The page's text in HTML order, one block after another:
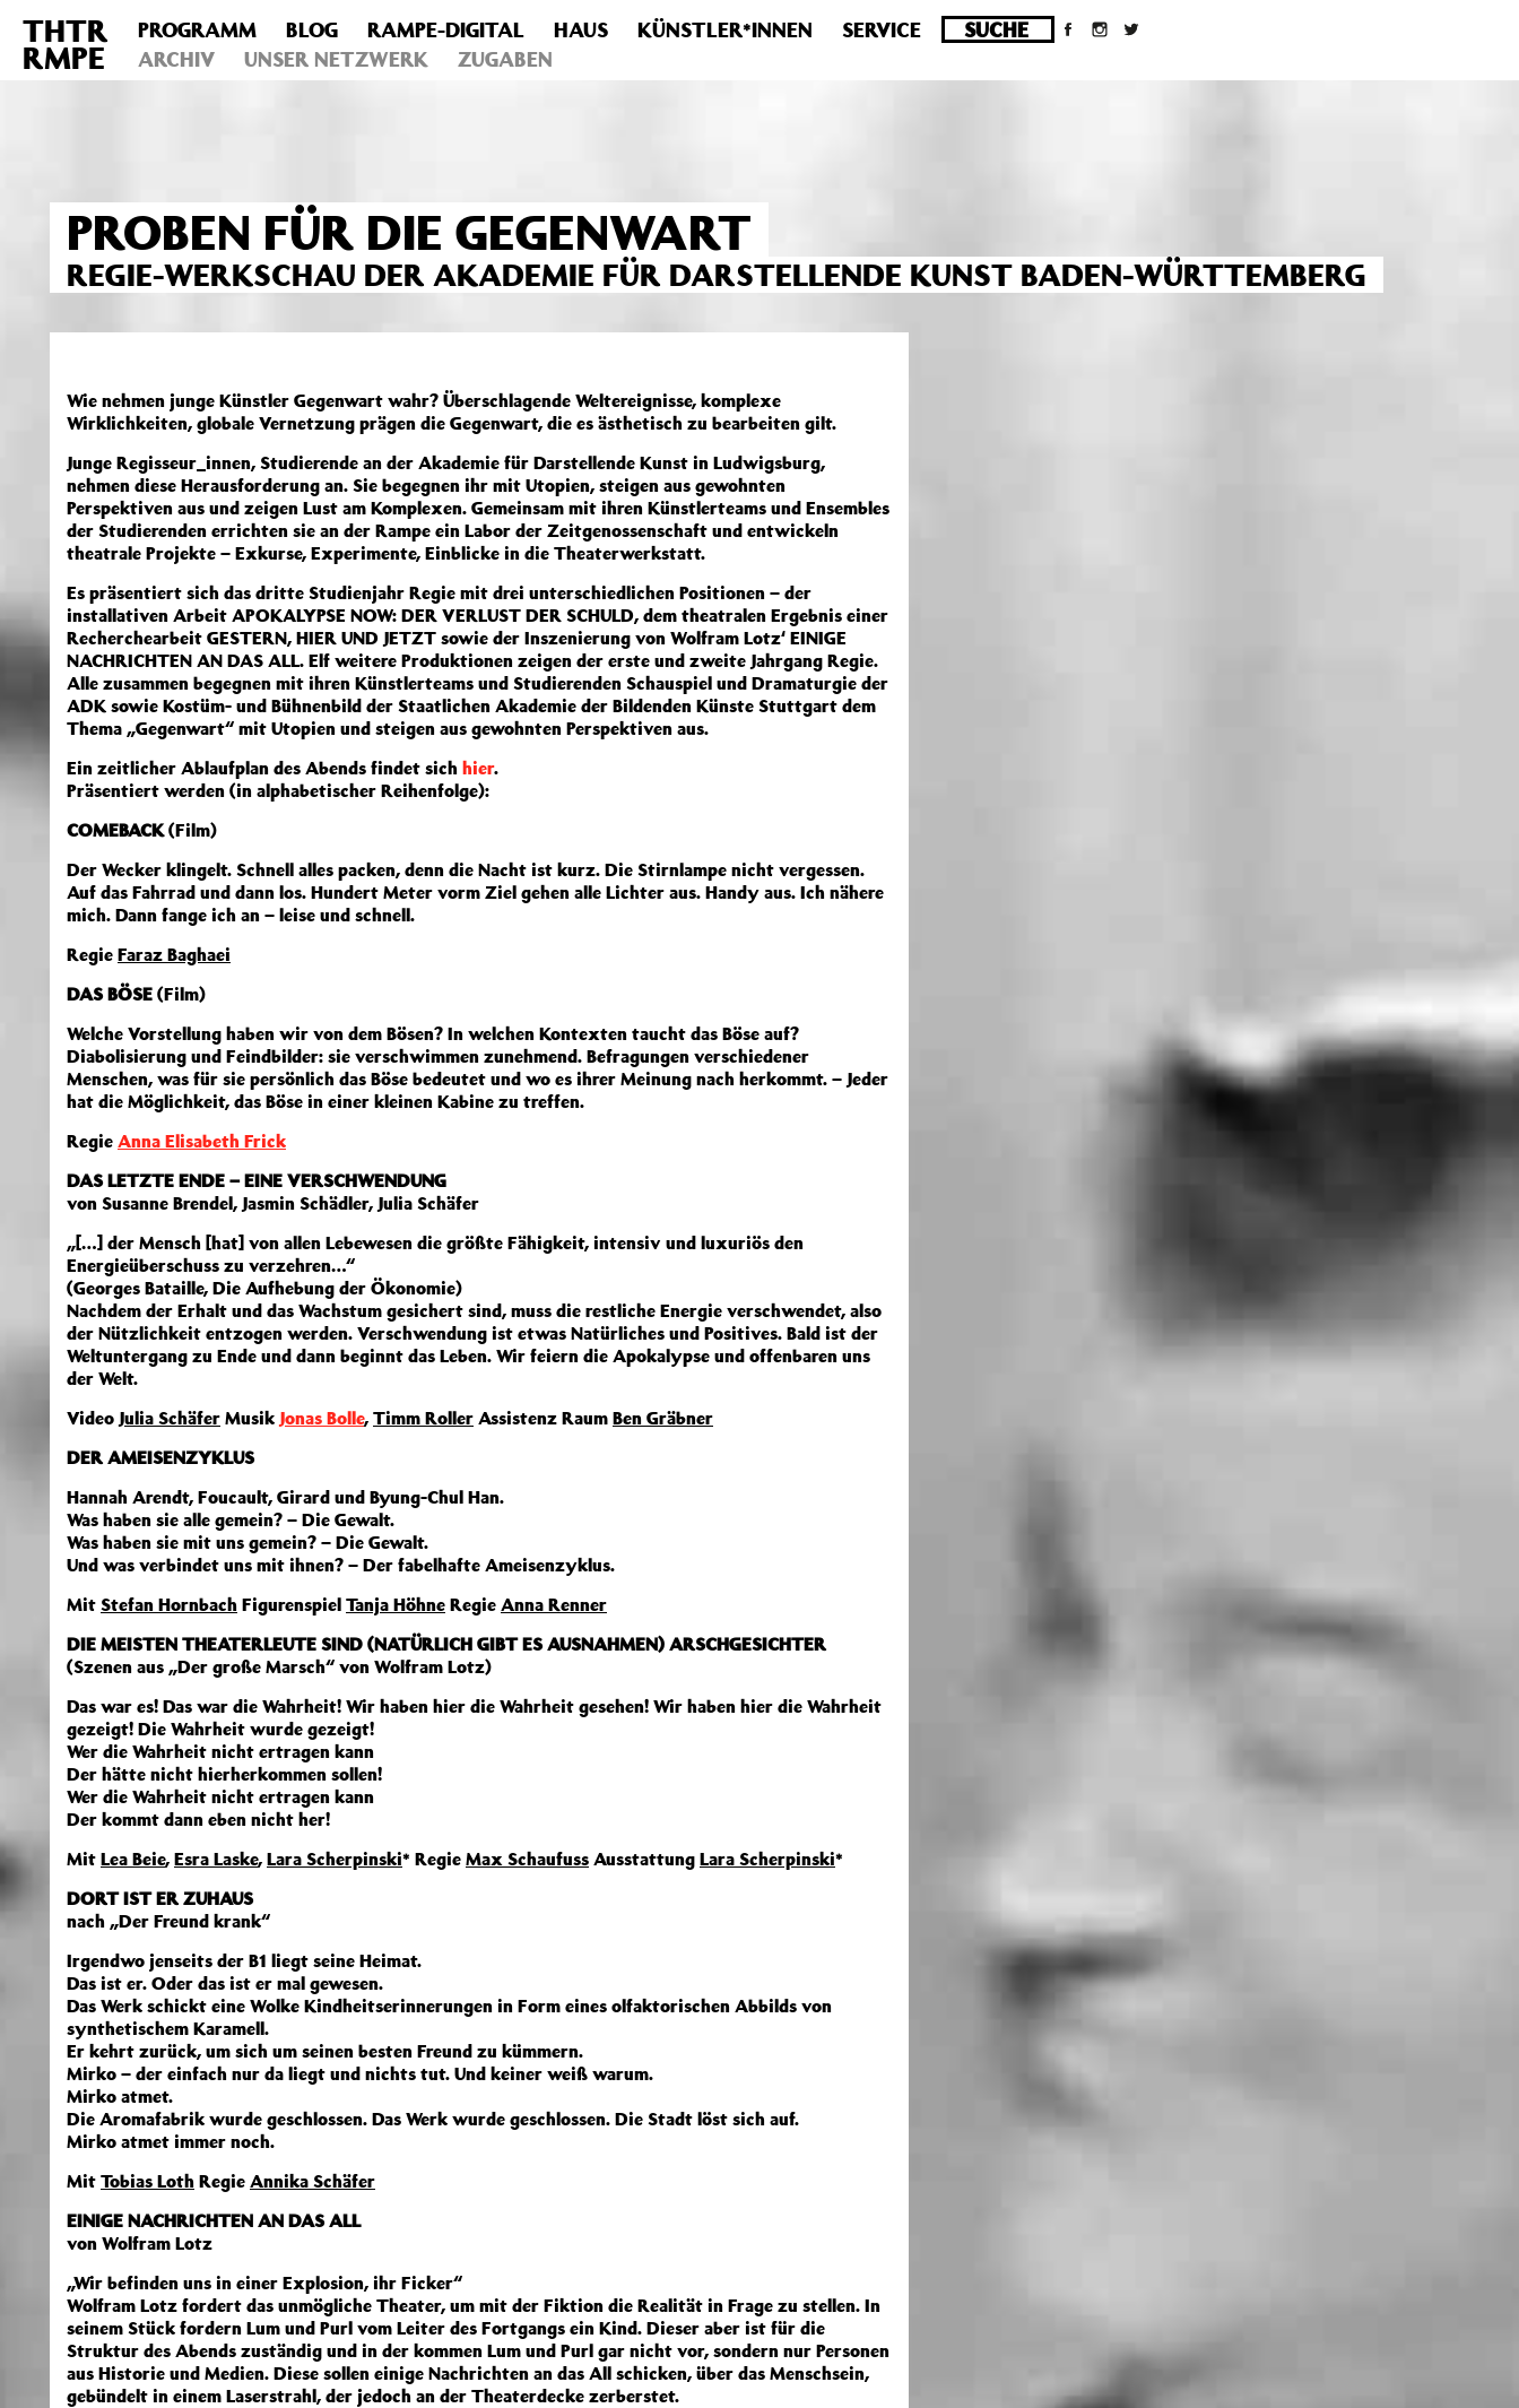
Deprecated : Die Funktion post_permalink ist seit Version 4.4.0 veraltet! Verwende stattdessen get_permalink(). in
/homepages/10/d43051023/htdocs/wordpress/wp-
includes/functions.phpon line6031
THTR
RMPE
PROGRAMM BLOG RAMPE-DIGITAL HAUS KÜNSTLER*INNEN
SERVICE
ARCHIV
UNSER NETZWERK ZUGABEN
PROBEN FÜR DIE GEGENWART
REGIE-WERKSCHAU DER AKADEMIE FÜR DARSTELLENDE KUNST BADEN-WÜRTTEMBERG
Wie nehmen junge Künstler Gegenwart wahr? Überschlagende Weltereignisse, komplexe
Wirklichkeiten, globale Vernetzung prägen die Gegenwart, die es ästhetisch zu bearbeiten gilt.
Junge Regisseur_innen, Studierende an der Akademie für Darstellende Kunst in Ludwigsburg,
nehmen diese Herausforderung an. Sie begegnen ihr mit Utopien, steigen aus gewohnten
Perspektiven aus und zeigen Lust am Komplexen. Gemeinsam mit ihren Künstlerteams und Ensembles
der Studierenden errichten sie an der Rampe ein Labor der Zeitgenossenschaft und entwickeln
theatrale Projekte – Exkurse, Experimente, Einblicke in die Theaterwerkstatt.
Es präsentiert sich das dritte Studienjahr Regie mit drei unterschiedlichen Positionen – der
installativen Arbeit APOKALYPSE NOW: DER VERLUST DER SCHULD, dem theatralen Ergebnis einer
Recherchearbeit GESTERN, HIER UND JETZT sowie der Inszenierung von Wolfram Lotz‘ EINIGE
NACHRICHTEN AN DAS ALL. Elf weitere Produktionen zeigen der erste und zweite Jahrgang Regie.
Alle zusammen begegnen mit ihren Künstlerteams und Studierenden Schauspiel und Dramaturgie der
ADK sowie Kostüm- und Bühnenbild der Staatlichen Akademie der Bildenden Künste Stuttgart dem
Thema „Gegenwart“ mit Utopien und steigen aus gewohnten Perspektiven aus.
Ein zeitlicher Ablaufplan des Abends findet sich hier.
Präsentiert werden (in alphabetischer Reihenfolge):
COMEBACK(Film)
Der Wecker klingelt. Schnell alles packen, denn die Nacht ist kurz. Die Stirnlampe nicht vergessen.
Auf das Fahrrad und dann los. Hundert Meter vorm Ziel gehen alle Lichter aus. Handy aus. Ich nähere
mich. Dann fange ich an – leise und schnell.
Regie Faraz Baghaei
DAS BÖSE (Film)
Welche Vorstellung haben wir von dem Bösen? In welchen Kontexten taucht das Böse auf?
Diabolisierung und Feindbilder: sie verschwimmen zunehmend. Befragungen verschiedener
Menschen, was für sie persönlich das Böse bedeutet und wo es ihrer Meinung nach herkommt. – Jeder
hat die Möglichkeit, das Böse in einer kleinen Kabine zu treffen.
Regie Anna Elisabeth Frick
DAS LETZTE ENDE – EINE VERSCHWENDUNG
von Susanne Brendel, Jasmin Schädler, Julia Schäfer
„[…] der Mensch [hat] von allen Lebewesen die größte Fähigkeit, intensiv und luxuriös den
Energieüberschuss zu verzehren…“
(Georges Bataille, Die Aufhebung der Ökonomie)
Nachdem der Erhalt und das Wachstum gesichert sind, muss die restliche Energie verschwendet, also
der Nützlichkeit entzogen werden. Verschwendung ist etwas Natürliches und Positives. Bald ist der
Weltuntergang zu Ende und dann beginnt das Leben. Wir feiern die Apokalypse und offenbaren uns
der Welt.
Video Julia Schäfer Musik Jonas Bolle, Timm Roller Assistenz Raum Ben Gräbner
DER AMEISENZYKLUS
Hannah Arendt, Foucault, Girard und Byung-Chul Han.
Was haben sie alle gemein? – Die Gewalt.
Was haben sie mit uns gemein? – Die Gewalt.
Und was verbindet uns mit ihnen? – Der fabelhafte Ameisenzyklus.
Mit Stefan Hornbach Figurenspiel Tanja Höhne Regie Anna Renner
DIE MEISTEN THEATERLEUTE SIND (NATÜRLICH GIBT ES AUSNAHMEN) ARSCHGESICHTER
(Szenen aus „Der große Marsch“ von Wolfram Lotz)
Das war es! Das war die Wahrheit! Wir haben hier die Wahrheit gesehen! Wir haben hier die Wahrheit
gezeigt! Die Wahrheit wurde gezeigt!
Wer die Wahrheit nicht ertragen kann
Der hätte nicht hierherkommen sollen!
Wer die Wahrheit nicht ertragen kann
Der kommt dann eben nicht her!
Mit Lea Beie, Esra Laske, Lara Scherpinski* Regie Max Schaufuss Ausstattung Lara Scherpinski*
DORT IST ER ZUHAUS
nach „Der Freund krank“
Irgendwo jenseits der B1 liegt seine Heimat.
Das ist er. Oder das ist er mal gewesen.
Das Werk schickt eine Wolke Kindheitserinnerungen in Form eines olfaktorischen Abbilds von
synthetischem Karamell.
Er kehrt zurück, um sich um seinen besten Freund zu kümmern.
Mirko – der einfach nur da liegt und nichts tut. Und keiner weiß warum.
Mirko atmet.
Die Aromafabrik wurde geschlossen. Das Werk wurde geschlossen. Die Stadt löst sich auf.
Mirko atmet immer noch.
Mit Tobias Loth Regie Annika Schäfer
EINIGE NACHRICHTEN AN DAS ALL
von Wolfram Lotz
„Wir befinden uns in einer Explosion, ihr Ficker“
Wolfram Lotz fordert das unmögliche Theater, um mit der Fiktion die Realität in Frage zu stellen. In
seinem Stück fordern Lum und Purl vom Leiter des Fortgangs ein Kind. Dieser aber ist für die
Struktur des Abends zuständig und in der kommen Lum und Purl gar nicht vor, sondern nur Personen
aus Historie und Medien. Diese sollen einige Nachrichten an das All schicken, über das Menschsein,
gebündelt in einem Laserstrahl, der jedoch an der Theaterdecke zerberstet.